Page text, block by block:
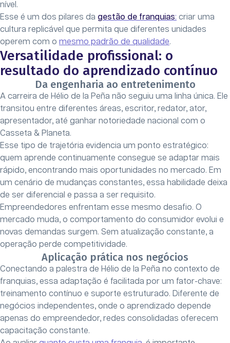
nível.
Esse é um dos pilares da gestão de franquias: criar uma
cultura replicável que permita que diferentes unidades
operem com o mesmo padrão de qualidade.
Versatilidade profissional: o
resultado do aprendizado contínuo
Da engenharia ao entretenimento
A carreira de Hélio de la Peña não seguiu uma linha única. Ele
transitou entre diferentes áreas, escritor, redator, ator,
apresentador, até ganhar notoriedade nacional com o
Casseta & Planeta.
Esse tipo de trajetória evidencia um ponto estratégico:
quem aprende continuamente consegue se adaptar mais
rápido, encontrando mais oportunidades no mercado. Em
um cenário de mudanças constantes, essa habilidade deixa
de ser diferencial e passa a ser requisito.
Empreendedores enfrentam esse mesmo desafio. O
mercado muda, o comportamento do consumidor evolui e
novas demandas surgem. Sem atualização constante, a
operação perde competitividade.
Aplicação prática nos negócios
Conectando a palestra de Hélio de la Peña no contexto de
franquias, essa adaptação é facilitada por um fator-chave:
treinamento contínuo e suporte estruturado. Diferente de
negócios independentes, onde o aprendizado depende
apenas do empreendedor, redes consolidadas oferecem
capacitação constante.